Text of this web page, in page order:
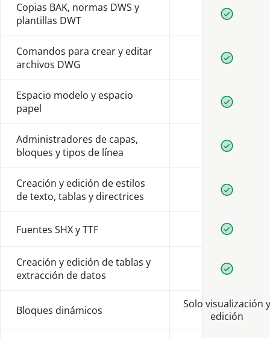
Copias BAK, normas DWS y
plantillas DWT
Comandos para crear y editar
archivos DWG
Espacio modelo y espacio
papel
Administradores de capas,
bloques y tipos de línea
Creación y edición de estilos
de texto, tablas y directrices
Fuentes SHX y TTF
Creación y edición de tablas y
extracción de datos
Bloques dinámicos
Solo visualización y
edición